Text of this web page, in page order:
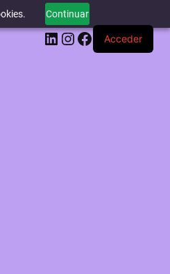
Continuar
LinkedIn
Instagram
Facebook
Acceder